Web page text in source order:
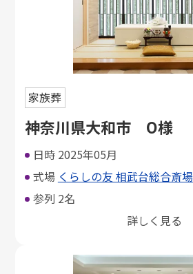
家族葬
神奈川県大和市 O様
日時 2025年05月
式場 くらしの友 相武台総合斎場
参列 2名
詳しく見る